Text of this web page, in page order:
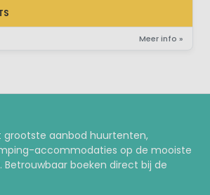
Meer info »
grootste aanbod huurtenten,
accommodaties op de mooiste
Betrouwbaar boeken direct bij de